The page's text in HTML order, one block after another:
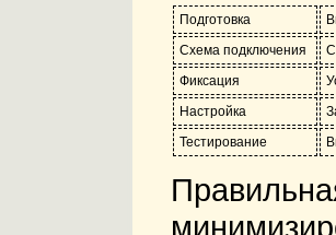
Подготовка
Схема подключения
Фиксация
Настройка
Тестирование